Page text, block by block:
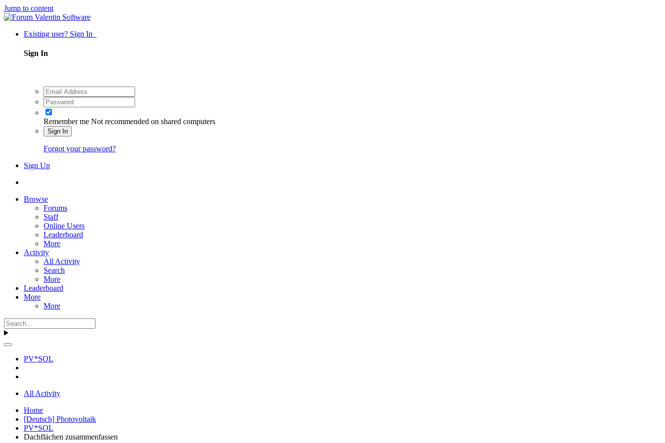
Jump to content
Existing user? Sign In
Sign In
Remember me Not recommended on shared computers
Sign In
Forgot your password?
Sign Up
Browse
Forums
Staff
Online Users
Leaderboard
More
Activity
All Activity
Search
More
Leaderboard
More
More
PV*SOL
All Activity
Home
[Deutsch] Photovoltaik
PV*SOL
Dachflächen zusammenfassen